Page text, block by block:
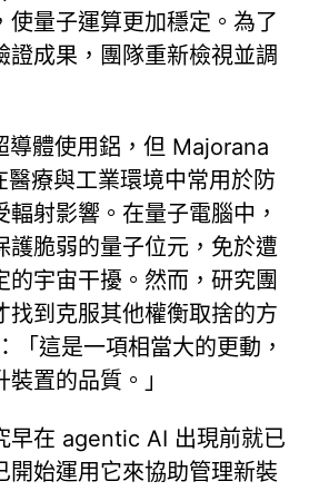
使量子運算更加穩定。為了
證成果，團隊重新檢視並調
導體使用鋁，但 Majorana
療與工業環境中常用於防
射影響。在量子電腦中，
護脆弱的量子位元，免於遭
的宇宙干擾。然而，研究團
找到克服其他權衡取捨的方
「這是一項相當大的更動，
置的品質。」
早在 agentic AI 出現前就已
開始運用它來協助管理新裝